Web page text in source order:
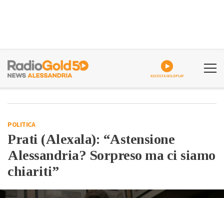
ASCOLTA GOLDPLAY
POLITICA
Prati (Alexala): “Astensione
Alessandria? Sorpreso ma ci siamo
chiariti”